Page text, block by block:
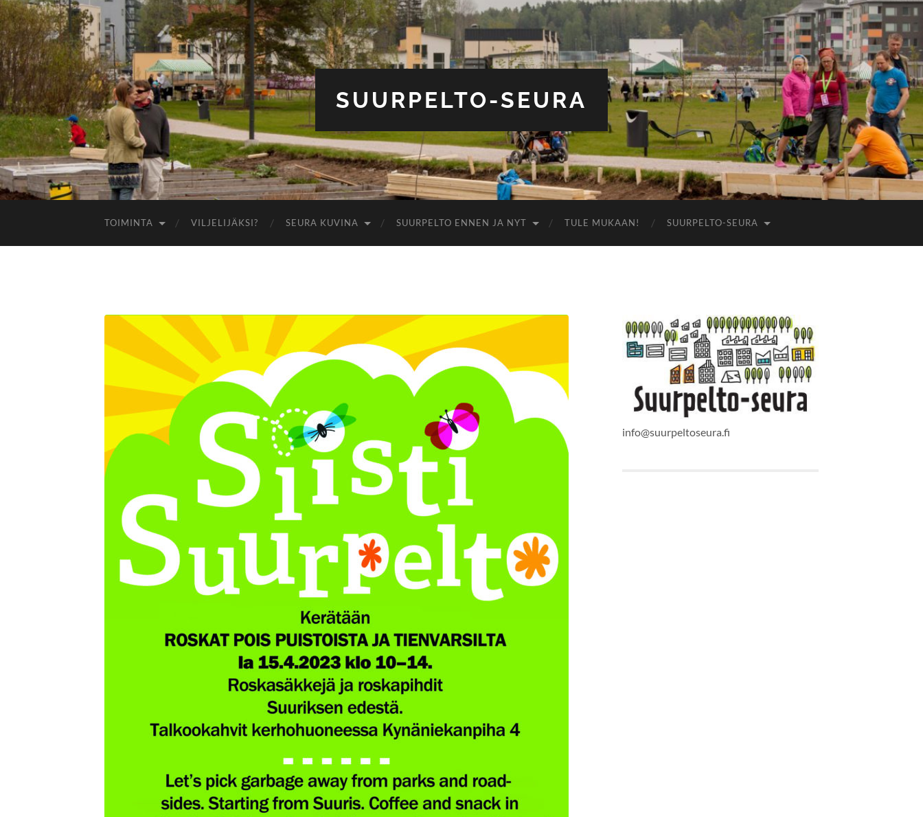
SUURPELTO-SEURA
TOIMINTA VILJELIJÄKSI? SEURA KUVINA SUURPELTO ENNEN JA NYT TULE MUKAAN! SUURPELTO-SEURA
info@suurpeltoseura.fi